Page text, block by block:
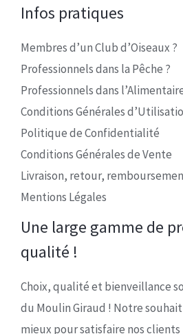
Infos pratiques
Membres d’un Club d’Oiseaux ?
Professionnels dans la Pêche ?
Professionnels dans
Conditions Générales
Politique de Confidentialité
Conditions Générales de Vente
Livraison, retour,
Mentions Légales
Une large gamme de
qualité !
Choix, qualité et bienveillance
du Moulin Giraud ! Notre
mieux pour satisfaire nos clients